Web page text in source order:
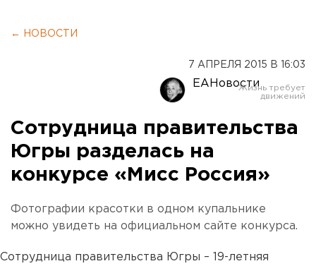
← НОВОСТИ
7 АПРЕЛЯ 2015 В 16:03
ЕАНовости
Сотрудница правительства
Югры разделась на
конкурсе «Мисс Россия»
Фотографии красотки в одном купальнике
можно увидеть на официальном сайте конкурса.
Сотрудница правительства Югры – 19-летняя